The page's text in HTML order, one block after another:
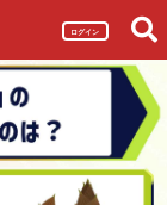
ログイン